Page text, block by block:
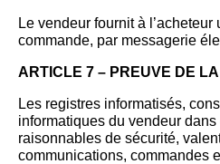
Le vendeur fournit à
commande, par messagerie
ARTICLE 7 – PREUVE DE
Les registres informatisés,
informatiques du vendeur
raisonnables de sécurité,
communications, commandes